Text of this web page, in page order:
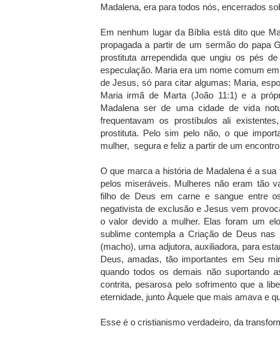
Madalena, era para todos nós, encerrados
Em nenhum lugar da Bíblia está dito que
propagada a partir de um sermão do papa
prostituta arrependida que ungiu os pés
especulação. Maria era um nome comum
de Jesus, só para citar algumas: Maria,
Maria irmã de Marta (João 11:1) e a
Madalena ser de uma cidade de vida
frequentavam os prostíbulos ali
prostituta. Pelo sim pelo não, o que
mulher, segura e feliz a partir de um
O que marca a história de Madalena é a
pelos miseráveis. Mulheres não eram tão
filho de Deus em carne e sangue entre
negativista de exclusão e Jesus vem
o valor devido a mulher. Elas foram um
sublime contempla a Criação de Deus
(macho), uma adjutora, auxiliadora, para
Deus, amadas, tão importantes em Seu
quando todos os demais não suportando
contrita, pesarosa pelo sofrimento que a
eternidade, junto Àquele que mais amava e
Esse é o cristianismo verdadeiro, da